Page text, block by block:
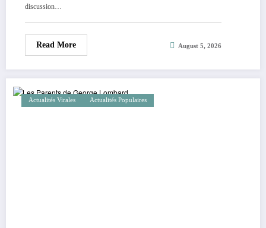
discussion…
Read More August 5, 2026
Actualités Virales Actualités Populaires